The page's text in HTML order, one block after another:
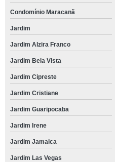
Condomínio Maracanã
Jardim
Jardim Alzira Franco
Jardim Bela Vista
Jardim Cipreste
Jardim Cristiane
Jardim Guaripocaba
Jardim Irene
Jardim Jamaica
Jardim Las Vegas